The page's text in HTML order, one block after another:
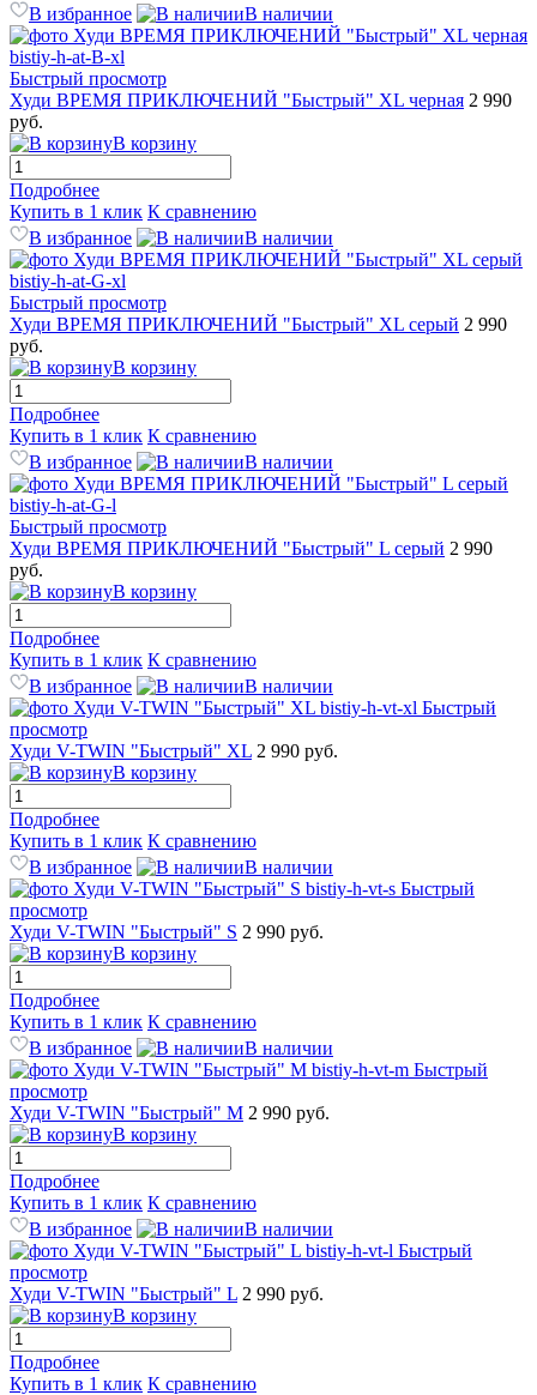
В избранное В наличии
Быстрый просмотр
Худи ВРЕМЯ ПРИКЛЮЧЕНИЙ "Быстрый" XL черная 2 990
руб.
В корзину
Подробнее
Купить в 1 клик К сравнению
В избранное
В наличии
Быстрый просмотр
Худи ВРЕМЯ ПРИКЛЮЧЕНИЙ "Быстрый" XL серый 2 990
руб.
В корзину
Подробнее
Купить в 1 клик К сравнению
В избранное
В наличии
Быстрый просмотр
Худи ВРЕМЯ ПРИКЛЮЧЕНИЙ "Быстрый" L серый 2 990
руб.
В корзину
Подробнее
Купить в 1 клик К сравнению
В избранное
В наличии
Быстрый
просмотр
Худи V-TWIN "Быстрый" XL 2 990 руб.
В корзину
Подробнее
Купить в 1 клик К сравнению
В избранное
В наличии
Быстрый
просмотр
Худи V-TWIN "Быстрый" S 2 990 руб.
В корзину
Подробнее
Купить в 1 клик К сравнению
В избранное
В наличии
Быстрый
просмотр
Худи V-TWIN "Быстрый" M 2 990 руб.
В корзину
Подробнее
Купить в 1 клик К сравнению
В избранное
В наличии
Быстрый
просмотр
Худи V-TWIN "Быстрый" L 2 990 руб.
В корзину
Подробнее
Купить в 1 клик К сравнению